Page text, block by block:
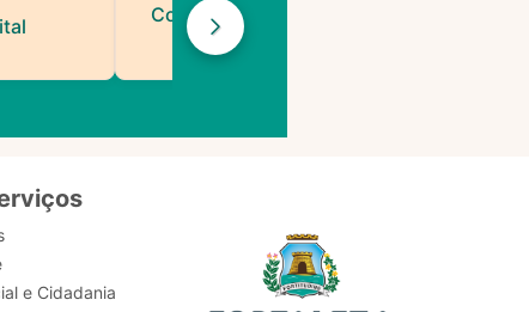
Contatos de Protocolo
da PMF
e Cidadania